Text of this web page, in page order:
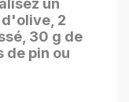
2
30 g de
de pin ou